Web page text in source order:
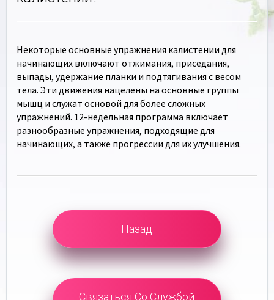
Некоторые основные упражнения калистении для
начинающих включают отжимания, приседания,
выпады, удержание планки и подтягивания с весом
тела. Эти движения нацелены на основные группы
мышц и служат основой для более сложных
упражнений. 12-недельная программа включает
разнообразные упражнения, подходящие для
начинающих, а также прогрессии для их улучшения.
Назад
Связаться Со Службой